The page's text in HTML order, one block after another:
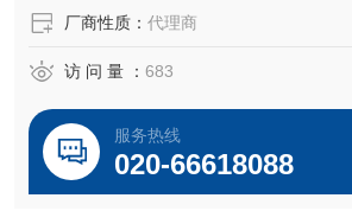
厂商性质： 代理商
访 问 量 ： 683
服务热线
020-66618088